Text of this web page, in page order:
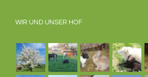
WIR UND UNSER HOF